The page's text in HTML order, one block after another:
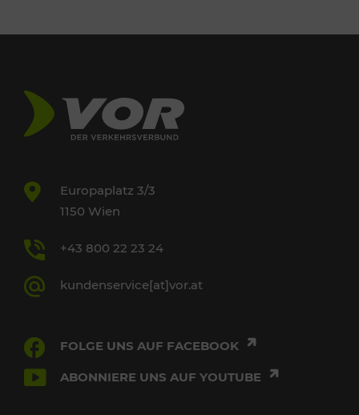
Europaplatz 3/3
1150 Wien
+43 800 22 23 24
kundenservice[at]vor.at
FOLGE UNS AUF FACEBOOK
ABONNIERE UNS AUF YOUTUBE